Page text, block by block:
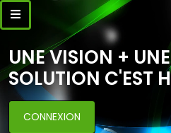
UNE VISION +
SOLUTION C'EST
CONNEXION